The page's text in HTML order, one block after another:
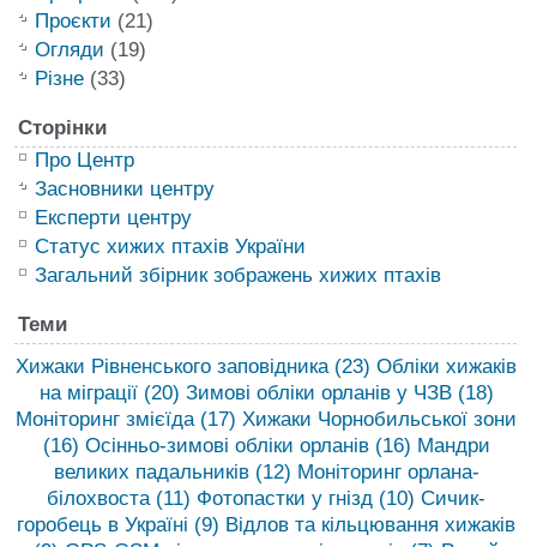
Проєкти (21)
Огляди (19)
Різне(33)
Сторінки
Про Центр
Засновники центру
Експерти центру
Статус хижих птахів України
Загальний збірник зображень хижих птахів
Теми
Хижаки Рівненського заповідника(23) Обліки хижаків
на міграції(20) Зимові обліки орланів у ЧЗВ(18)
Моніторинг змієїда(17) Хижаки Чорнобильської зони
(16) Осінньо-зимові обліки орланів(16) Мандри
великих падальників(12) Моніторинг орлана-
білохвоста(11) Фотопастки у гнізд (10) Сичик-
горобець в Україні (9) Відлов та кільцювання хижаків